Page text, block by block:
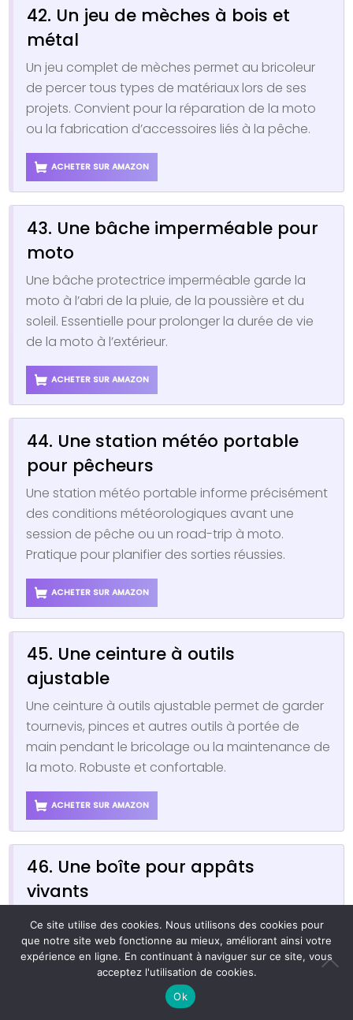
42. Un jeu de mèches à bois et
métal
Un jeu complet de mèches permet au bricoleur
de percer tous types de matériaux lors de ses
projets. Convient pour la réparation de la moto
ou la fabrication d’accessoires liés à la pêche.
ACHETER SUR AMAZON
43. Une bâche imperméable pour
moto
Une bâche protectrice imperméable garde la
moto à l’abri de la pluie, de la poussière et du
soleil. Essentielle pour prolonger la durée de vie
de la moto à l’extérieur.
ACHETER SUR AMAZON
44. Une station météo portable
pour pêcheurs
Une station météo portable informe précisément
des conditions météorologiques avant une
session de pêche ou un road-trip à moto.
Pratique pour planifier des sorties réussies.
ACHETER SUR AMAZON
45. Une ceinture à outils
ajustable
Une ceinture à outils ajustable permet de garder
tournevis, pinces et autres outils à portée de
main pendant le bricolage ou la maintenance de
la moto. Robuste et confortable.
ACHETER SUR AMAZON
46. Une boîte pour appâts
vivants
Une boîte conçue pour conserver les appâts
vivants en bon état est idéale lors des sorties
pêche. Son format transportable évite tout
désagrément lors des déplacements.
Ce site utilise des cookies. Nous utilisons des cookies pour
que notre site web fonctionne au mieux, améliorant ainsi votre
expérience en ligne. En continuant à naviguer sur ce site, vous
acceptez l'utilisation de cookies.
Ok